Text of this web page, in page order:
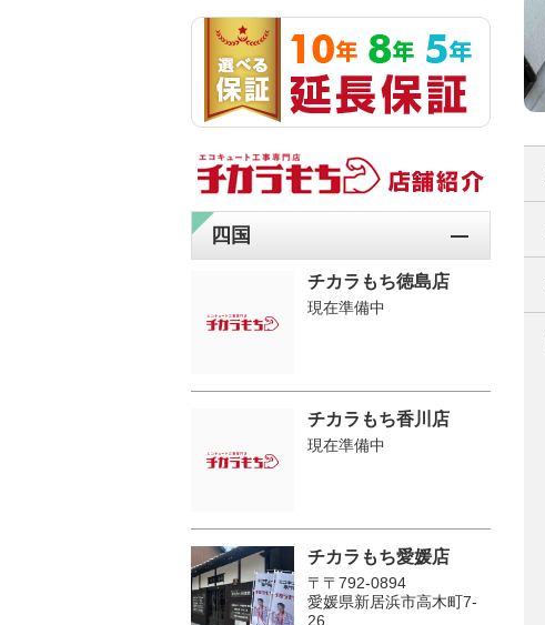
四国
チカラもち徳島店
現在準備中
チカラもち香川店
現在準備中
チカラもち愛媛店
〒〒792-0894
愛媛県新居浜市高木町7-
26